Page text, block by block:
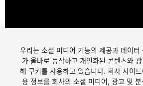
1/2
우리는 소셜 미디어 기능의 제공과 데이터
가 올바로 동작하고 개인화된 콘텐츠와
해 쿠키를 사용하고 있습니다. 회사 사이
용 정보를 회사의 소셜 미디어, 광고 및